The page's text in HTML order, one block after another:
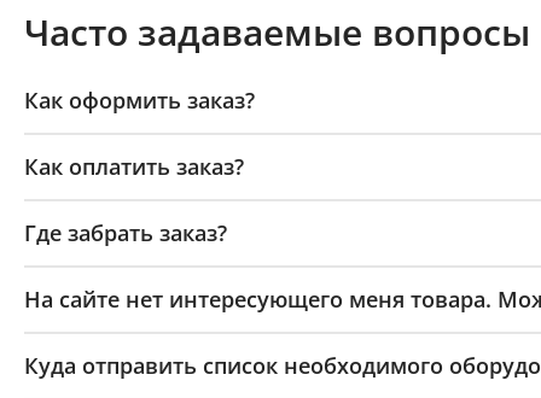
Часто задаваемые вопросы
Как оформить заказ?
Как оплатить заказ?
Где забрать заказ?
На сайте нет интересующего меня товара.
Куда отправить список необходимого